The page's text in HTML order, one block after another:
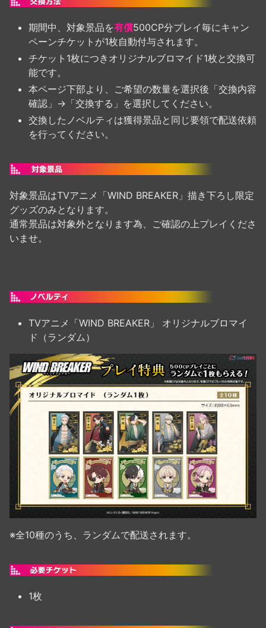
期間中、対象景品を有償500CP分プレイ毎にキャン
ペーンチケットが1枚自動付与されます。
チケット1枚につきオリジナルブロマイド1枚と交換可
能です。
本ページ下部より、ご希望の数量を選択後「交換内容
確認」→「交換する」を選択してください。
交換したノベルティは獲得景品と同じ要領で配送依頼
を行ってください。
対象景品はTVアニメ「WIND BREAKER」描き下ろし限定
グッズのみとなります。
通常景品は対象外となります為、ご確認の上プレイくださ
いませ。
TVアニメ「WIND BREAKER」 オリジナルブロマイ
ド（ランダム）
※全10種のうち、ランダムで配送されます。
1枚